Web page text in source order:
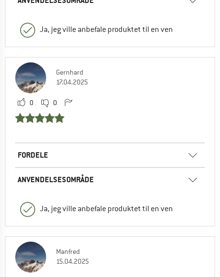
Ja, jeg ville anbefale produktet til en ven
Gernhard
17.04.2025
0 0
FORDELE
ANVENDELSESOMRÅDE
Ja, jeg ville anbefale produktet til en ven
Manfred
15.04.2025